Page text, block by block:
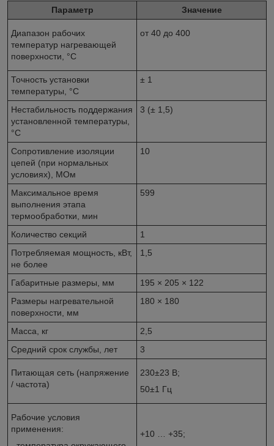
Параметр Значение
Диапазон рабочих
температур нагревающей
поверхности, °С
от 40 до 400
Точность установки
температуры, °С
± 1
Нестабильность поддержания
установленной температуры,
°С
3 (± 1,5)
Сопротивление изоляции
цепей (при нормальных
условиях), МОм
10
Максимальное время
выполнения этапа
термообработки, мин
599
Количество секций
1
Потребляемая мощность, кВт,
не более
1,5
Габаритные размеры, мм
195 × 205 × 122
Размеры нагревательной
поверхности, мм
180 × 180
Масса, кг
2,5
Средний срок службы, лет
3
Питающая сеть (напряжение
/ частота)
230±23 В;
50±1 Гц
Рабочие условия
применения:
+10 … +35;